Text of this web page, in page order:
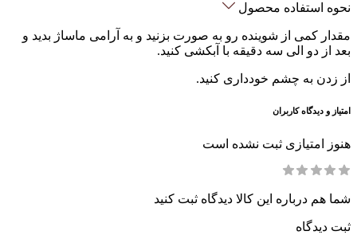
نحوه استفاده محصول
مقدار کمی از شوینده رو به صورت بزنید و به آرامی ماساژ بدید و
بعد از دو الی سه دقیقه با آبکشی کنید.
از زدن به چشم خودداری کنید.
امتیاز و دیدگاه کاربران
هنوز امتیازی ثبت نشده است
شما هم درباره این کالا دیدگاه ثبت کنید
ثبت دیدگاه